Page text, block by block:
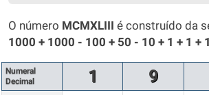
O número MCMXLIII é construído da
1000 + 1000 - 100 + 50 - 10 + 1 + 1 + 1
Numeral
Decimal
1 9